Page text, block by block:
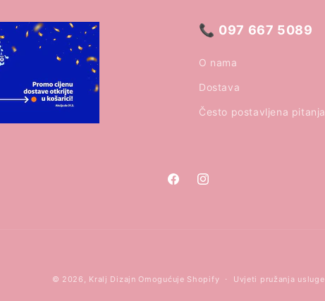
📞 097 667 5089
O nama
Dostava
Često postavljena pitanja
FacebookInstagram
© 2026, Kralj Dizajn Omogućuje Shopify Uvjeti pružanja usluge